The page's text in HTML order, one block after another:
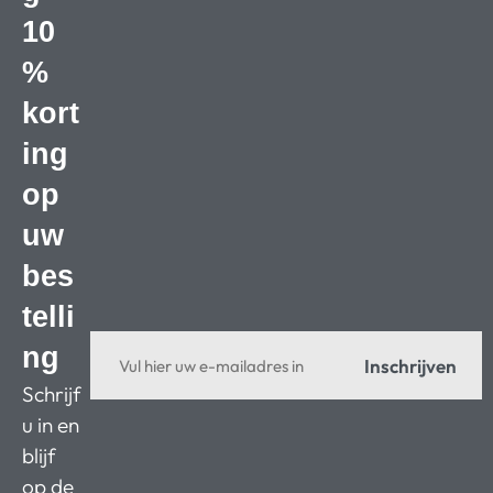
10
%
kort
ing
op
uw
bes
telli
ng
Schrijf
u in en
blijf
op de
Inschrijven